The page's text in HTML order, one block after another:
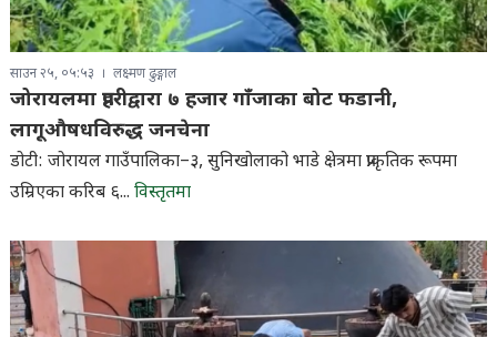
साउन २५, ०५:५३ लक्ष्मण ढुङ्गाल
जोरायलमा प्रहरीद्वारा ७ हजार गाँजाका बोट फडानी,
लागूऔषधविरुद्ध जनचेना
डोटी: जोरायल गाउँपालिका–३, सुनिखोलाको भाडे क्षेत्रमा प्राकृतिक रूपमा
उम्रिएका करिब ६... विस्तृतमा